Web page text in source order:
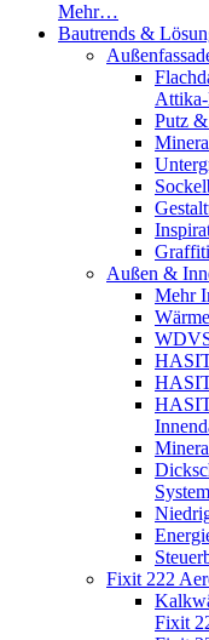
Mehr…
Bautrends &
Putz
Außen &
Mehr
Fixit 222
Fixit